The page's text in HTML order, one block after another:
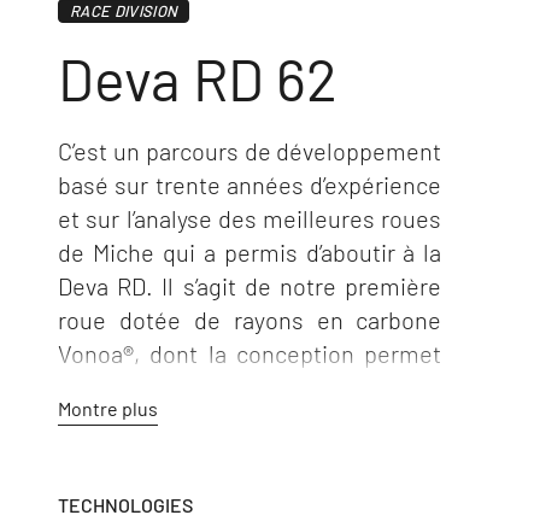
RACE DIVISION
Deva RD 62
C’est un parcours de développement
basé sur trente années d’expérience
et sur l’analyse des meilleures roues
de Miche qui a permis d’aboutir à la
Deva RD. Il s’agit de notre première
roue dotée de rayons en carbone
Vonoa®, dont la conception permet
performances, d’efficacité et de
Montre plus
TECHNOLOGIES